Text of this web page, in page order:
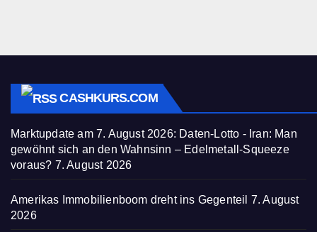
CASHKURS.COM
Marktupdate am 7. August 2026: Daten-Lotto - Iran: Man
gewöhnt sich an den Wahnsinn – Edelmetall-Squeeze
voraus? 7. August 2026
Amerikas Immobilienboom dreht ins Gegenteil 7. August
2026